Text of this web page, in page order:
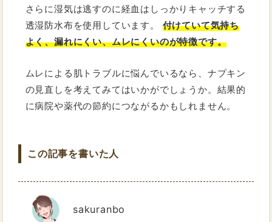
さらに湿気は逃すのに経血はしっかりキャッチする
透湿防水布を使用しています。 付けていて気持ち
よく、漏れにくい、ムレにくいのが特徴です。
ムレによる肌トラブルに悩んでいるなら、ナプキン
の見直しを考えてみてはいかがでしょうか。結果的
に病院や薬代の節約につながるかもしれません。
この記事を書いた人
sakuranbo